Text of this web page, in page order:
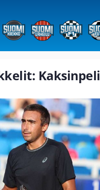
Kaksinpeli